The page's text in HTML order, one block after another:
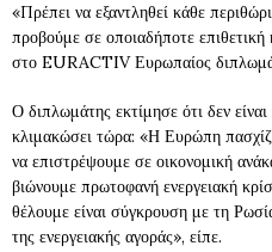
«Πρέπει να εξαντληθεί κάθε
προβούμε σε οποιαδήποτε επιθετική
στο EURACTIV Ευρωπαίος
Ο διπλωμάτης εκτίμησε ότι δεν
κλιμακώσει τώρα: «Η Ευρώπη
να επιστρέψουμε σε οικονομική
βιώνουμε πρωτοφανή ενεργειακή
θέλουμε είναι σύγκρουση με τη
της ενεργειακής αγοράς», είπε.